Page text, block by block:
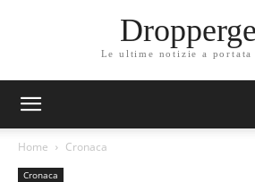
Le ultime notizie a
Home Cronaca
Cronaca